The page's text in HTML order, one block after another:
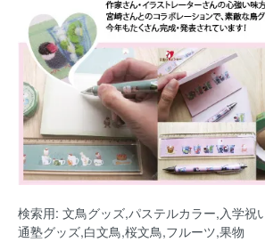
検索用: 文鳥グッズ,パステルカラー,入学祝
通塾グッズ,白文鳥,桜文鳥,フルーツ,果物